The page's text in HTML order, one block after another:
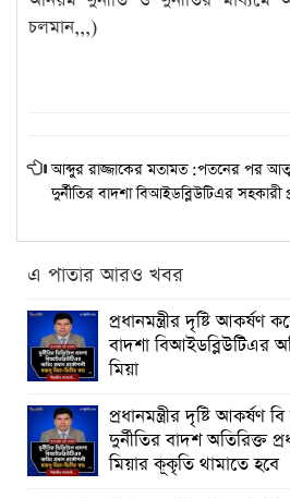
চলমান,,,)
আব্দুর রাজ্জাকের মতামত :পতনের পর
দুর্নীতির বাদশা বিআইডব্লিউটিএর
এ পাতার আরও খবর
প্রধানমন্ত্রীর দৃষ্টি আকর্ষণ
বাদশা বিআইডব্লিউটিএর
মিয়া
প্রধানমন্ত্রীর দৃষ্টি আকর্ষণ
দুর্নীতির বাদশ অতিরিক্ত
মিয়ার কূকৃতি থামাতে হবে